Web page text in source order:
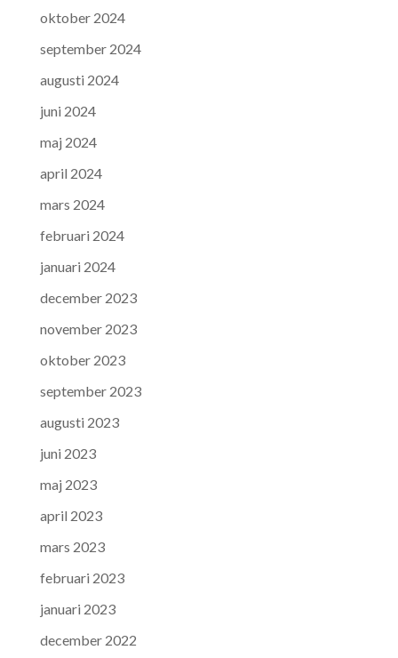
oktober 2024
september 2024
augusti 2024
juni 2024
maj 2024
april 2024
mars 2024
februari 2024
januari 2024
december 2023
november 2023
oktober 2023
september 2023
augusti 2023
juni 2023
maj 2023
april 2023
mars 2023
februari 2023
januari 2023
december 2022